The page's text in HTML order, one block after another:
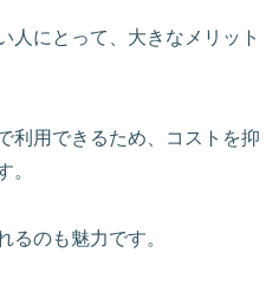
人にとって、大きなメリット
利用できるため、
コストを抑
。
るのも魅力です。